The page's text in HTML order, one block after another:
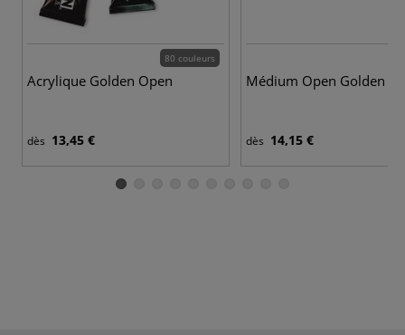
80 couleurs
Acrylique Golden Open
dès 13,45 €
Médium Open Golden
dès 14,15 €